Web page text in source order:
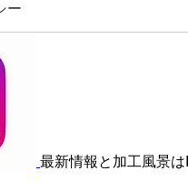
ー
最新情報と加工風景